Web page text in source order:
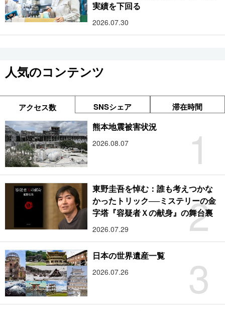
実績を下回る
2026.07.30
人気のコンテンツ
アクセス数 SNSシェア 滞在時間
1
熊本地震被害状況
2026.08.07
2
東野圭吾を悼む：誰も考えつかな
かったトリック──ミステリーの金
字塔『容疑者Ｘの献身』の舞台裏
2026.07.29
3
日本の世界遺産一覧
2026.07.26